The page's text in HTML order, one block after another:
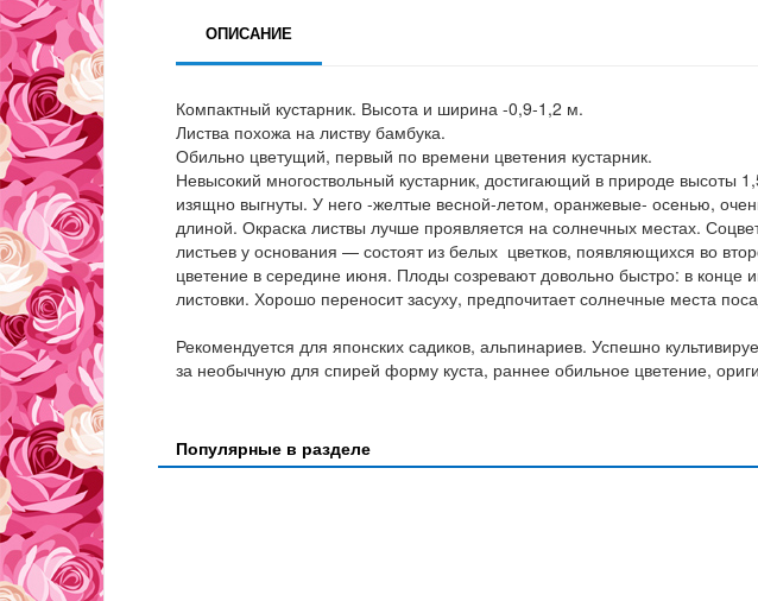
ОПИСАНИЕ
Компактный кустарник. Высота и ширина -0,9-1,2 м.
Листва похожа на листву бамбука.
Обильно цветущий, первый по времени цветения кустарник.
Невысокий многоствольный кустарник, достигающий в природе высоты
изящно выгнуты. У него -желтые весной-летом, оранжевые- осенью,
длиной. Окраска листвы лучше проявляется на солнечных местах.
листьев у основания — состоят из белых цветков, появляющихся во
цветение в середине июня. Плоды созревают довольно быстро: в
листовки. Хорошо переносит засуху, предпочитает солнечные места
Рекомендуется для японских садиков, альпинариев. Успешно
за необычную для спирей форму куста, раннее обильное цветение,
Популярные в разделе